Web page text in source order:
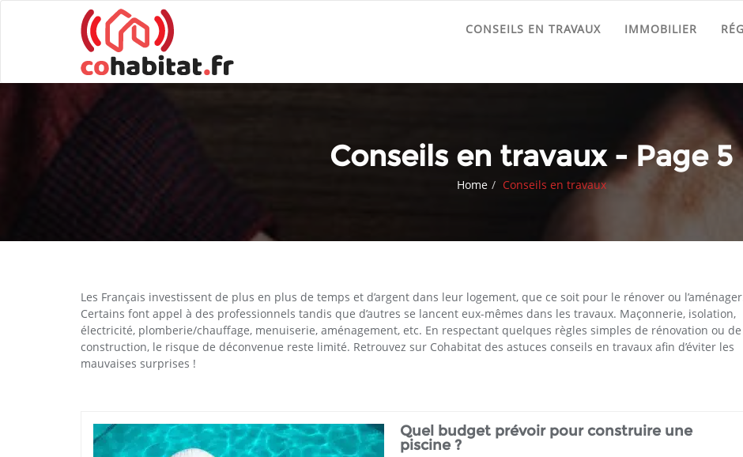
CONSEILS EN TRAVAUX IMMOBILIER
Conseils en travaux - Page 5
Home Conseils en travaux
Les Français investissent de plus en plus de temps et d’argent dans leur logement, que ce soit pour le rénover ou
Certains font appel à des professionnels tandis que d’autres se lancent eux-mêmes dans les travaux. Maçonnerie, isolation,
électricité, plomberie/chauffage, menuiserie, aménagement, etc. En respectant quelques règles simples de rénovation ou de
construction, le risque de déconvenue reste limité. Retrouvez sur Cohabitat des astuces conseils en travaux afin d’éviter les
mauvaises surprises !
Quel budget prévoir pour construire une
piscine ?